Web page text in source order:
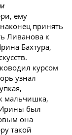
ему
принять
Ливанова к
Бахтура,
курсом
узнал
мальчишка,
Ирины был
она
такой